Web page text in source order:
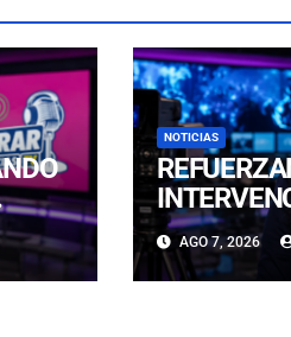
NOTICIAS
CON
CALDERA
AGO 7, 2026